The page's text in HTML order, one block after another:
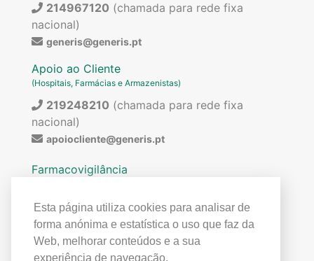
Esta página utiliza cookies para analisar de
forma anónima e estatística o uso que faz da
Web, melhorar conteúdos e a sua
experiência de navegação.
214967120 (chamada para rede fixa
nacional)
generis@generis.pt
Apoio ao Cliente
(Hospitais, Farmácias e Armazenistas)
219248210 (chamada para rede fixa
nacional)
apoiocliente@generis.pt
Farmacovigilância
medicamentos ou para qualquer assunto relacionado
com farmacovigilância (ex: reações adversas)
contactar:
219849300(chamada para rede fixa